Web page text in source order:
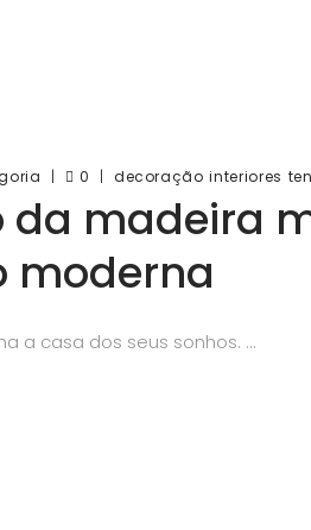
0 decoração interiores
da madeira
moderna
a casa dos seus sonhos.